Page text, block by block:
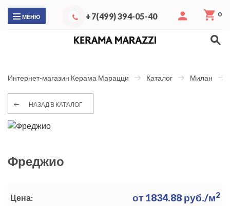
МЕНЮ +7(499) 394-05-40 0
Интернет-магазин Керама Марацци Каталог Милан
НАЗАД В КАТАЛОГ
Фреджио
Цена: от 1834.88 руб./м2